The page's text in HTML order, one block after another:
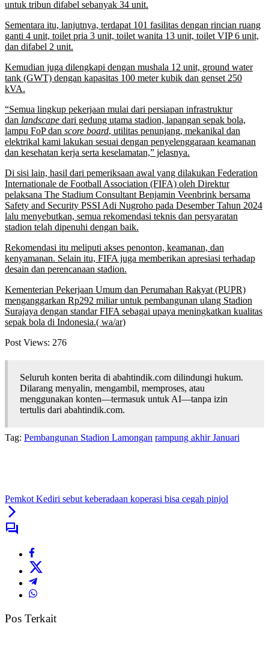
untuk tribun difabel sebanyak 34 unit.
Sementara itu, lanjutnya, terdapat 101 fasilitas dengan rincian ruang
ganti 4 unit, toilet pria 3 unit, toilet wanita 13 unit, toilet VIP 6 unit,
dan difabel 2 unit.
Kemudian juga dilengkapi dengan mushala 12 unit, ground water
tank (GWT) dengan kapasitas 100 meter kubik dan genset 250
kVA.
“Semua lingkup pekerjaan mulai dari persiapan infrastruktur
dan landscape dari gedung utama stadion, lapangan sepak bola,
lampu FoP dan score board, utilitas penunjang, mekanikal dan
elektrikal kami lakukan sesuai dengan penyelenggaraan keamanan
dan kesehatan kerja serta keselamatan,” jelasnya.
Di sisi lain, hasil dari pemeriksaan awal yang dilakukan Federation
Internationale de Football Association (FIFA) oleh Direktur
pelaksana The Stadium Consultant Benjamin Veenbrink bersama
Safety and Security PSSI Adi Nugroho pada Desember Tahun 2024
lalu menyebutkan, semua rekomendasi teknis dan persyaratan
stadion telah dipenuhi dengan baik.
Rekomendasi itu meliputi akses penonton, keamanan, dan
kenyamanan. Selain itu, FIFA juga memberikan apresiasi terhadap
desain dan perencanaan stadion.
Kementerian Pekerjaan Umum dan Perumahan Rakyat (PUPR)
menganggarkan Rp292 miliar untuk pembangunan ulang Stadion
Surajaya dengan standar FIFA sebagai upaya meningkatkan kualitas
sepak bola di Indonesia.( wa/ar)
Post Views: 276
Seluruh konten berita di abahtindik.com dilindungi hukum.
Dilarang menyalin, mengambil, memproses, atau
menggunakan konten—termasuk untuk AI—tanpa izin
tertulis dari abahtindik.com.
Tag: Pembangunan Stadion Lamongan rampung akhir Januari
Pemkot Kediri sebut keberadaan koperasi bisa cegah pinjol
Pos Terkait